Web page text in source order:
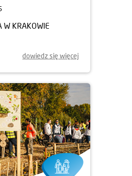
W KRAKOWIE
dowiedz się więcej